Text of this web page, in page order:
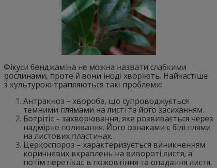
Фікуси бенджаміна не можна назвати слабкими
рослинами, проте й вони іноді хворіють. Найчастіше
з культурою трапляються такі проблеми:
Антракноз – хвороба, що супроводжується
темними плямами на листі та його засиханням.
Ботрітіс – захворювання, яке розвивається через
надмірне поливання. Його ознаками є білі плями
на листових пластинах.
Церкоспороз – характеризується виникненням
коричневих вкраплень на вивороті листя, а
потім перетікає в пожовтіння та опадання листя.